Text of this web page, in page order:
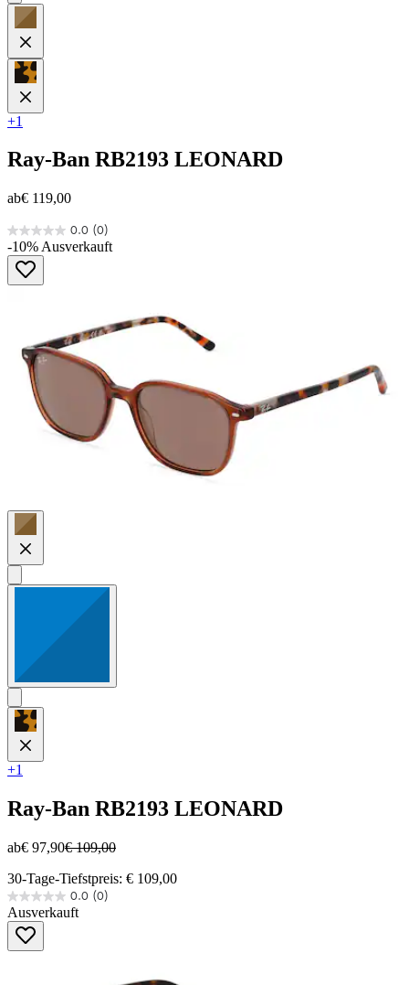
+1
Ray-Ban RB2193 LEONARD
ab€ 119,00
0.0 (0)
0.0
von
Sternen.
-10% Ausverkauft
+1
Ray-Ban RB2193 LEONARD
ab€ 97,90€ 109,00
30-Tage-Tiefstpreis: € 109,00
0.0 (0)
0.0
von
Sternen.
Ausverkauft